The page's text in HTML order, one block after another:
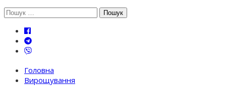
Шукати:
Головна
Вирощування